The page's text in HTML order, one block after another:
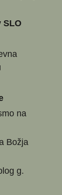
SLO
na
Božja
g.